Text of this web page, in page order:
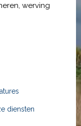
werving
diensten